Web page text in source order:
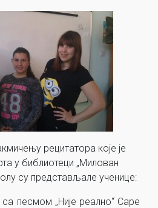
рецитатора које је
у библиотеци „Милован
су представљале ученице:
песмом „Није реално“ Саре